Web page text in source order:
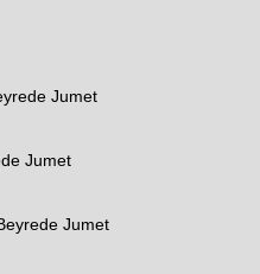
Jumet
Jumet
Jumet